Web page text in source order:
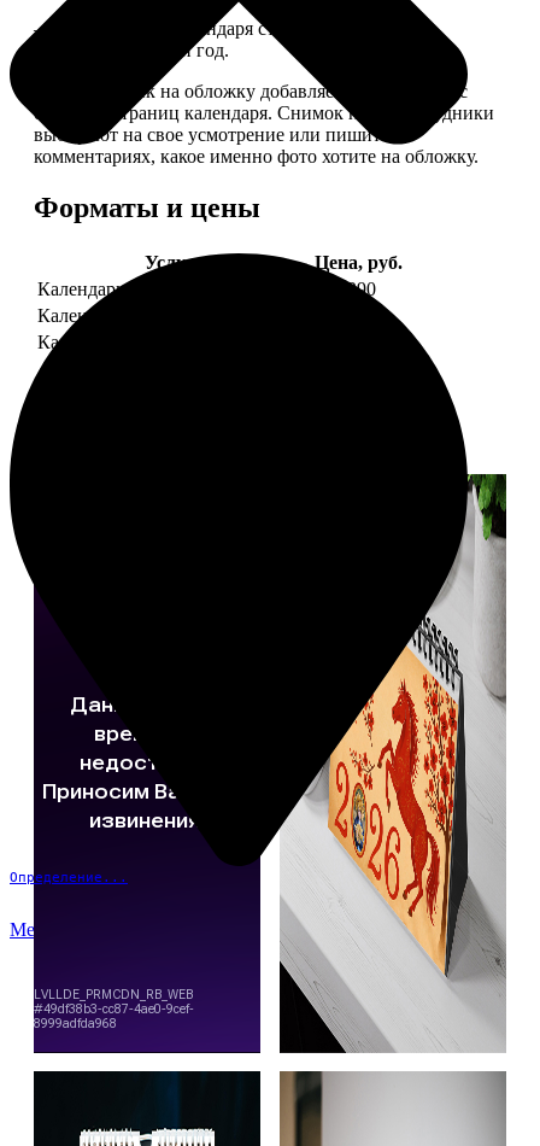
Определение...
Меню
— Обложка для календаря стандартная, дизайн
обновляем каждый год.
— В кружочек на обложку добавляем фотографию с
одной из страниц календаря. Снимок наши сотрудники
выбирают на свое усмотрение или пишите в
комментариях, какое именно фото хотите на обложку.
Форматы и цены
Услуга
Цена, руб.
Календарь настенный
от 1290
Календарь "домик"
Календарь магнитный отрывной